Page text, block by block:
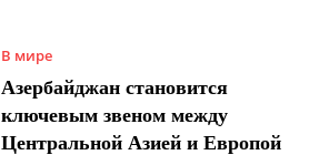
В мире
Азербайджан становится
ключевым звеном между
Центральной Азией и Европой